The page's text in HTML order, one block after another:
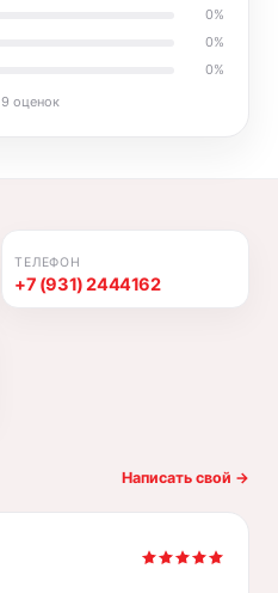
0%
0%
0%
9 оценок
ТЕЛЕФОН
+7 (931) 2444162
Написать свой →